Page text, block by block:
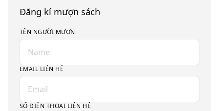
Đăng kí mượn sách
TÊN NGƯỜI MƯỢN
EMAIL LIÊN HỆ
SỐ ĐIỆN THOẠI LIÊN HỆ